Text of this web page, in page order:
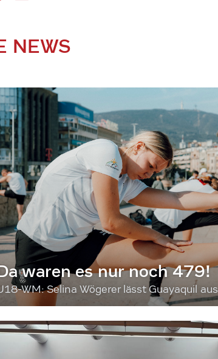
NEWS
waren es nur noch 479!
WM: Selina Wögerer lässt Guayaquil aus